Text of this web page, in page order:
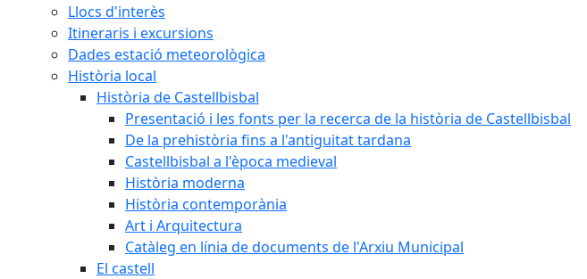
Llocs d'interès
Itineraris i excursions
Dades estació meteorològica
Història local
Història de Castellbisbal
Presentació i les fonts per la recerca de la història de Castellbisbal
De la prehistòria fins a l'antiguitat tardana
Castellbisbal a l'època medieval
Història moderna
Història contemporània
Art i Arquitectura
Catàleg en línia de documents de l'Arxiu Municipal
El castell